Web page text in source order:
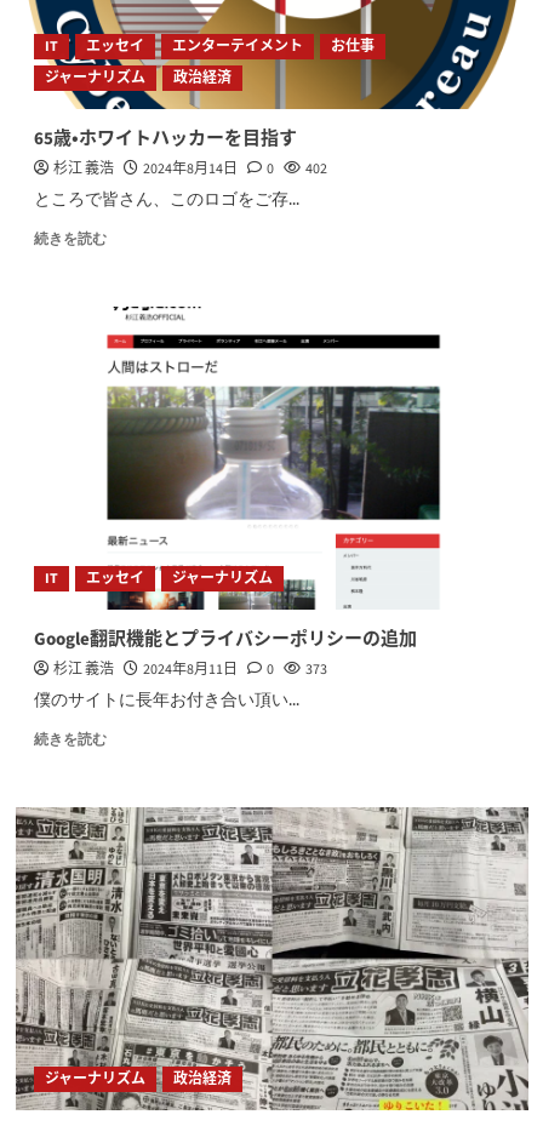
IT エッセイ エンターテイメント
お仕事
ジャーナリズム
政治経済
65歳・ホワイトハッカーを目指す
杉江 義浩 2024年8月14日 0 402
ところで皆さん、このロゴをご存...
続きを読む
IT エッセイ ジャーナリズム
Google翻訳機能とプライバシーポリシーの追加
杉江 義浩 2024年8月11日 0 373
僕のサイトに長年お付き合い頂い...
続きを読む
ジャーナリズム 政治経済